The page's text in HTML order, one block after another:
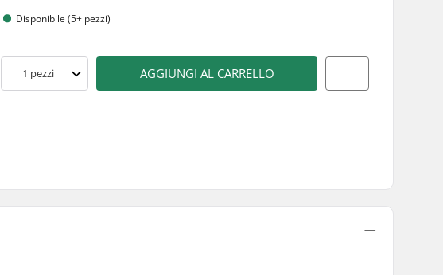
Disponibile (5+ pezzi)
1 pezzi AGGIUNGI AL CARRELLO